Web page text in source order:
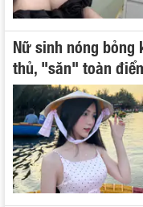
Nữ sinh nóng
thủ, "săn" toàn